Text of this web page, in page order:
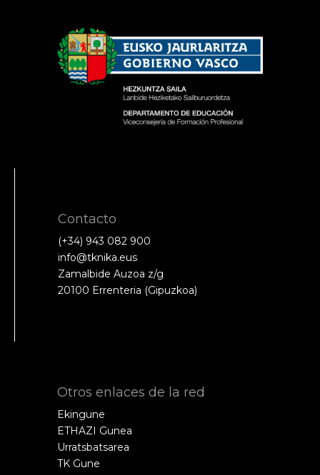
Contacto
(+34) 943 082 900
info@tknika.eus
Zamalbide Auzoa z/g
20100 Errenteria (Gipuzkoa)
Otros enlaces de la red
Ekingune
ETHAZI Gunea
Urratsbatsarea
TK Gune